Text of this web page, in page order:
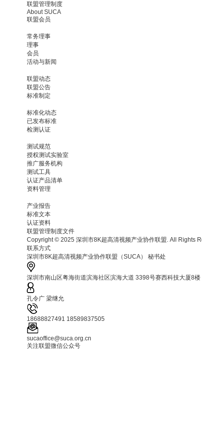
联盟管理制度
About SUCA
联盟会员
常务理事
理事
会员
活动与新闻
联盟动态
联盟公告
标准制定
标准化动态
已发布标准
检测认证
测试规范
授权测试实验室
推广服务机构
测试工具
认证产品清单
资料管理
产业报告
标准文本
认证资料
联盟管理制度文件
Copyright © 2025 深圳市8K超高清视频产业协作联盟. All Rights
联系方式
深圳市8K超高清视频产业协作联盟（SUCA） 秘书处
深圳市南山区粤海街道滨海社区滨海大道 3398号赛西科技大厦8楼
孔令广 梁继允
18688827491 18589837505
sucaoffice@suca.org.cn
关注联盟微信公众号